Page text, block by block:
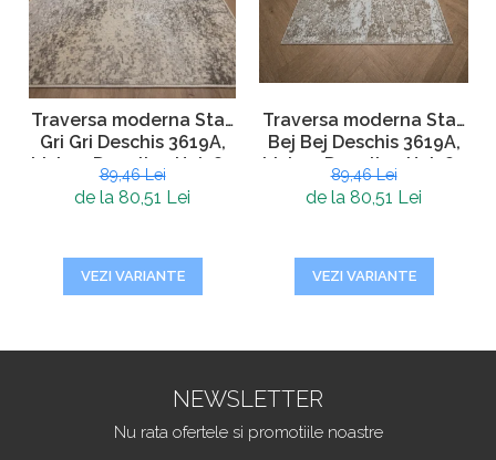
Traversa moderna Star,
Gri Gri Deschis 3619A,
Living, Dormitor, Hol, 80
x 250 cm
89,46 Lei
de la 80,51 Lei
VEZI VARIANTE
Traversa moderna Star,
Bej Bej Deschis 3619A,
Living, Dormitor, Hol, 80
x 250 cm
89,46 Lei
de la 80,51 Lei
VEZI VARIANTE
NEWSLETTER
Nu rata ofertele si promotiile noastre